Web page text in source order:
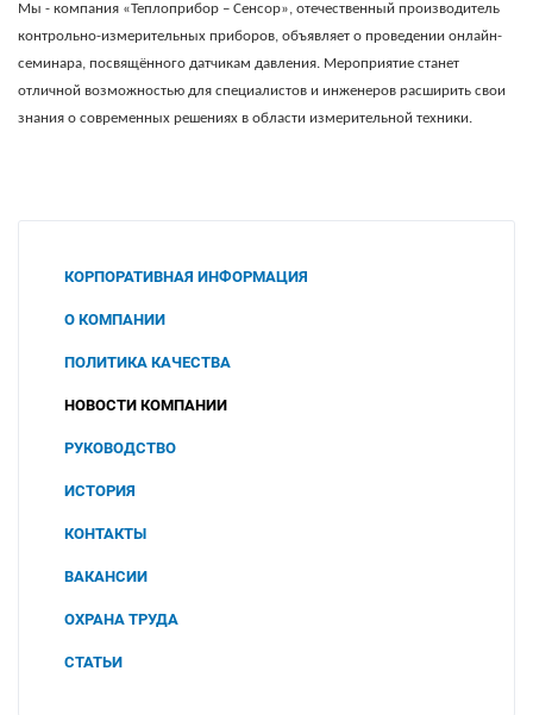
Мы - компания «Теплоприбор – Сенсор», отечественный производитель
контрольно-измерительных приборов, объявляет о проведении онлайн-
семинара, посвящённого датчикам давления. Мероприятие станет
отличной возможностью для специалистов и инженеров расширить свои
знания о современных решениях в области измерительной техники.
КОРПОРАТИВНАЯ ИНФОРМАЦИЯ
О КОМПАНИИ
ПОЛИТИКА КАЧЕСТВА
НОВОСТИ КОМПАНИИ
РУКОВОДСТВО
ИСТОРИЯ
КОНТАКТЫ
ВАКАНСИИ
ОХРАНА ТРУДА
СТАТЬИ